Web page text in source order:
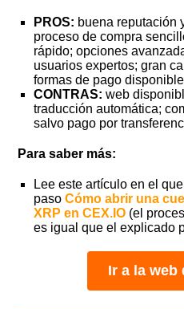
PROS: buena reputación
proceso de compra
rápido; opciones
usuarios expertos; gran
formas de pago
CONTRAS: web
traducción automática;
salvo pago por
Para saber más:
Lee este artículo en el
pasoCómo abrir una
XRP en CEX.IO (el
es igual que el explicado
Ir a la web